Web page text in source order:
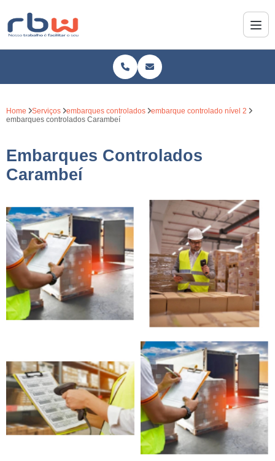
Home Serviços embarques controlados
embarque controlado nível 2
embarques controlados Carambeí
Embarques Controlados
Carambeí